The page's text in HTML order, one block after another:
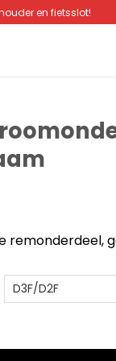
en fietsslot!
remonderdeel,